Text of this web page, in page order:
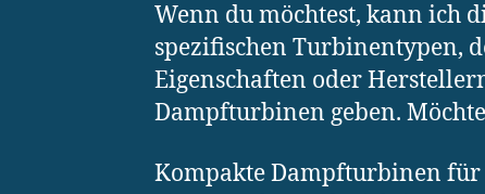
Wenn du möchtest, kann ich
spezifischen Turbinentypen,
Eigenschaften oder
Dampfturbinen geben.
Kompakte Dampfturbinen